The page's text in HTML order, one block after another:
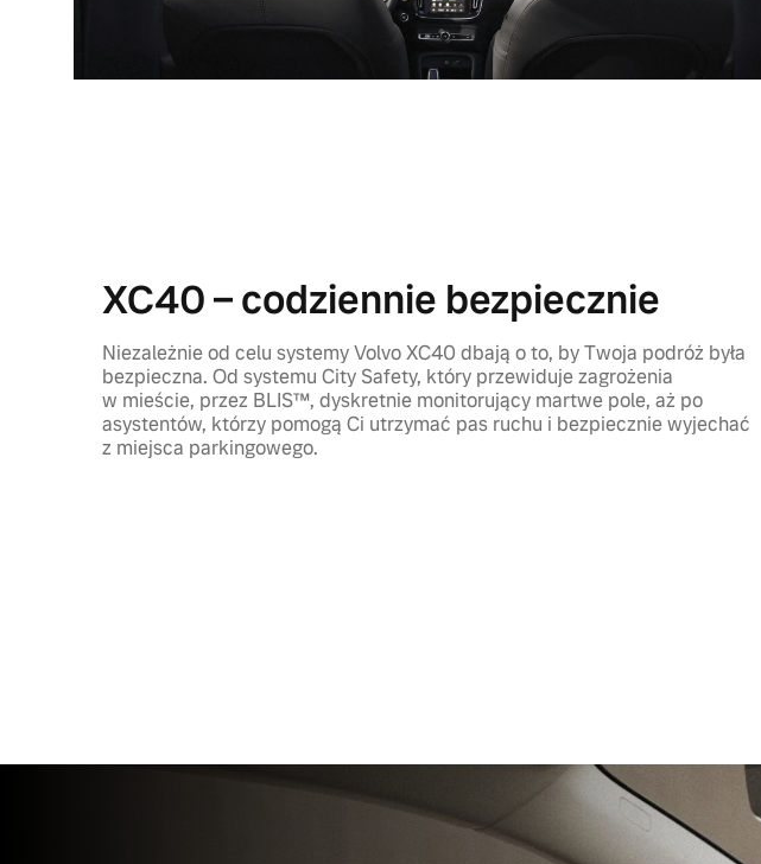
XC40 – codziennie bezpiecznie
Niezależnie od celu systemy Volvo XC40 dbają o to, by Twoja podróż była
bezpieczna. Od systemu City Safety, który przewiduje zagrożenia
w mieście, przez BLIS™, dyskretnie monitorujący martwe pole, aż po
asystentów, którzy pomogą Ci utrzymać pas ruchu i bezpiecznie wyjechać
z miejsca parkingowego.